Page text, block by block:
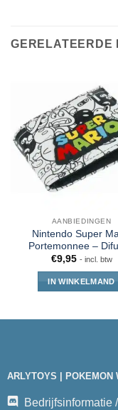
GERELATEERDE
AANBIEDINGEN
Nintendo Super
Portemonnee –
€9,95 - incl. btw
IN WINKELMAND
ARLYTOYS | POKEMON
Bedrijfsinformatie